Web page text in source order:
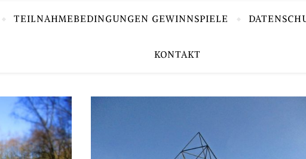
TEILNAHMEBEDINGUNGEN GEWINNSPIELE
KONTAKT